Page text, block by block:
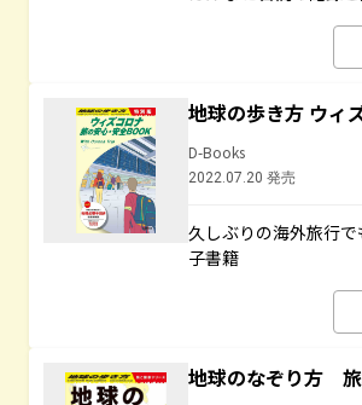
地球の歩き方 ウィ
D-Books
2022.07.20 発売
久しぶりの海外旅行
子書籍
地球のなぞり方